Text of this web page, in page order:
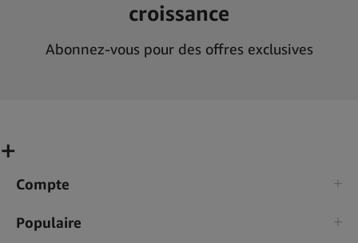
croissance
Abonnez-vous pour des offres exclusives
Compte
Populaire